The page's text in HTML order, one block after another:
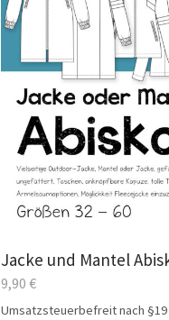
Jacke und Mantel
9,90€
Umsatzsteuerbefreit nach §19